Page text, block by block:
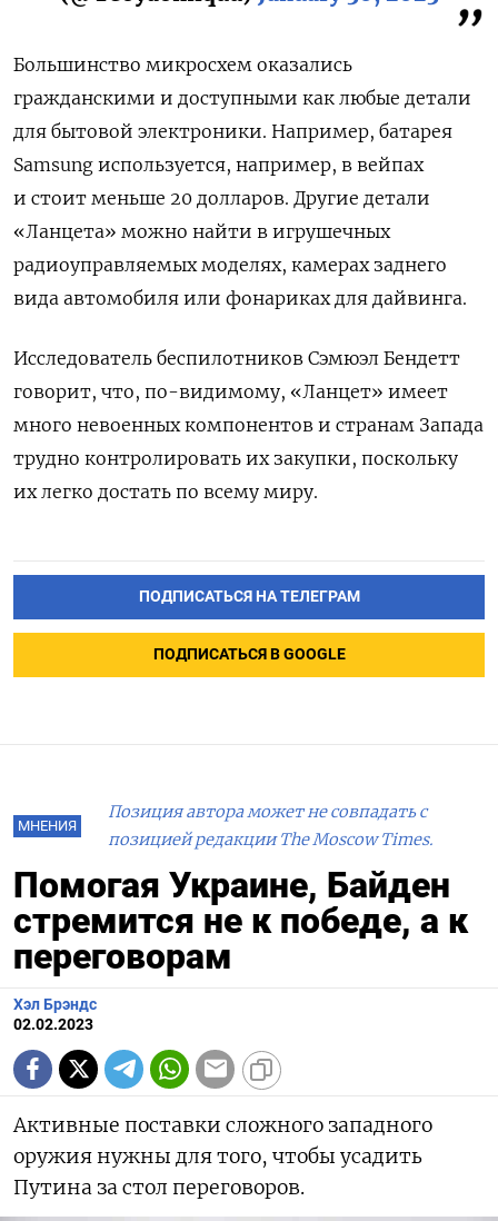
Большинство микросхем оказались
гражданскими и доступными как любые детали
для бытовой электроники. Например, батарея
Samsung используется, например, в вейпах
и стоит меньше 20 долларов. Другие детали
«Ланцета» можно найти в игрушечных
радиоуправляемых моделях, камерах заднего
вида автомобиля или фонариках для дайвинга.
Исследователь беспилотников Сэмюэл Бендетт
говорит, что, по-видимому, «Ланцет» имеет
много невоенных компонентов и странам Запада
трудно контролировать их закупки, поскольку
их легко достать по всему миру.
ПОДПИСАТЬСЯ НА ТЕЛЕГРАМ
ПОДПИСАТЬСЯ В GOOGLE
МНЕНИЯ
Позиция автора может не совпадать с
позицией редакции The Moscow Times.
Помогая Украине, Байден
стремится не к победе, а к
переговорам
Хэл Брэндс
02.02.2023
Активные поставки сложного западного
оружия нужны для того, чтобы усадить
Путина за стол переговоров.